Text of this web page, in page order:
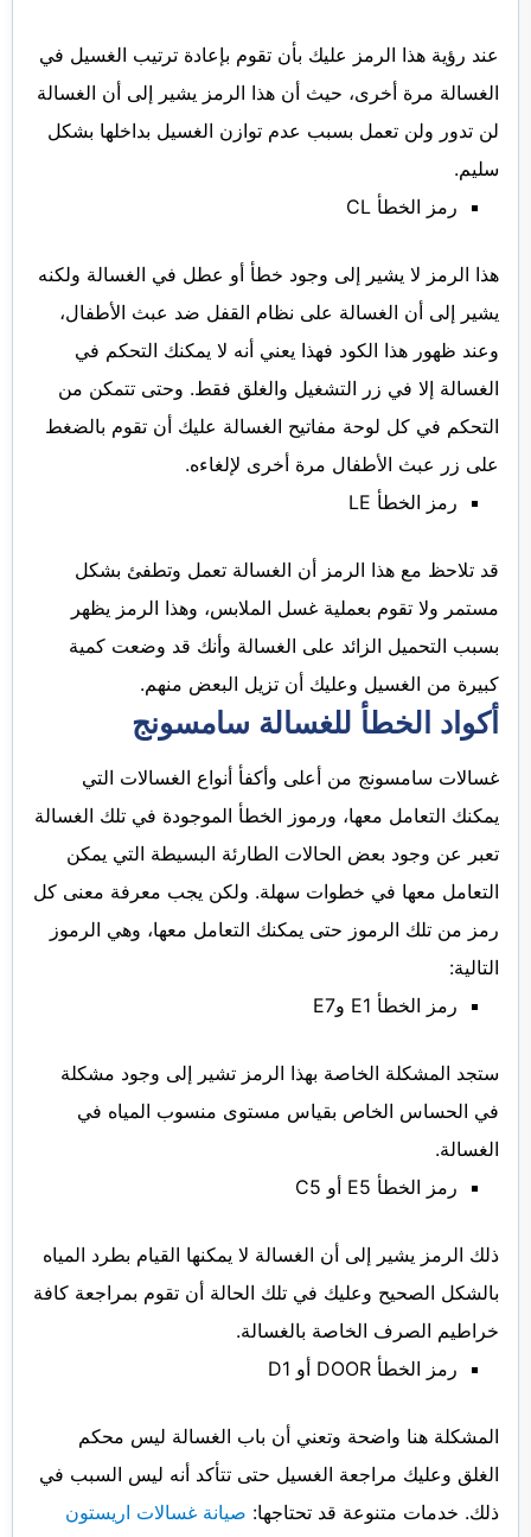
عند رؤية هذا الرمز عليك بأن تقوم بإعادة ترتيب الغسيل في
الغسالة مرة أخرى، حيث أن هذا الرمز يشير إلى أن الغسالة
لن تدور ولن تعمل بسبب عدم توازن الغسيل بداخلها بشكل
سليم.
رمز الخطأ CL
هذا الرمز لا يشير إلى وجود خطأ أو عطل في الغسالة ولكنه
يشير إلى أن الغسالة على نظام القفل ضد عبث الأطفال،
وعند ظهور هذا الكود فهذا يعني أنه لا يمكنك التحكم في
الغسالة إلا في زر التشغيل والغلق فقط. وحتى تتمكن من
التحكم في كل لوحة مفاتيح الغسالة عليك أن تقوم بالضغط
على زر عبث الأطفال مرة أخرى لإلغاءه.
رمز الخطأ LE
قد تلاحظ مع هذا الرمز أن الغسالة تعمل وتطفئ بشكل
مستمر ولا تقوم بعملية غسل الملابس، وهذا الرمز يظهر
بسبب التحميل الزائد على الغسالة وأنك قد وضعت كمية
كبيرة من الغسيل وعليك أن تزيل البعض منهم.
أكواد الخطأ للغسالة سامسونج
غسالات سامسونج من أعلى وأكفأ أنواع الغسالات التي
يمكنك التعامل معها، ورموز الخطأ الموجودة في تلك الغسالة
تعبر عن وجود بعض الحالات الطارئة البسيطة التي يمكن
التعامل معها في خطوات سهلة. ولكن يجب معرفة معنى كل
رمز من تلك الرموز حتى يمكنك التعامل معها، وهي الرموز
التالية:
رمز الخطأ E1 وE7
ستجد المشكلة الخاصة بهذا الرمز تشير إلى وجود مشكلة
في الحساس الخاص بقياس مستوى منسوب المياه في
الغسالة.
رمز الخطأ E5 أو C5
ذلك الرمز يشير إلى أن الغسالة لا يمكنها القيام بطرد المياه
بالشكل الصحيح وعليك في تلك الحالة أن تقوم بمراجعة كافة
خراطيم الصرف الخاصة بالغسالة.
رمز الخطأ DOOR أو D1
المشكلة هنا واضحة وتعني أن باب الغسالة ليس محكم
الغلق وعليك مراجعة الغسيل حتى تتأكد أنه ليس السبب في
ذلك. خدمات متنوعة قد تحتاجها: صيانة غسالات اريستون